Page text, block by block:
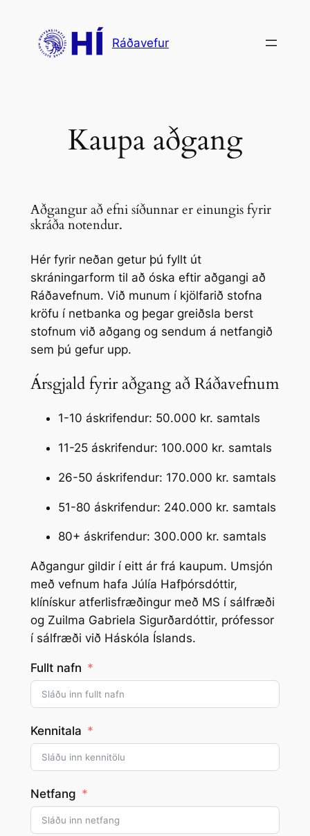
content
Ráðavefur
Kaupa aðgang
Aðgangur að efni síðunnar er einungis fyrir
skráða notendur.
Hér fyrir neðan getur þú fyllt út
skráningarform til að óska eftir aðgangi að
Ráðavefnum. Við munum í kjölfarið stofna
kröfu í netbanka og þegar greiðsla berst
stofnum við aðgang og sendum á netfangið
sem þú gefur upp.
Ársgjald fyrir aðgang að Ráðavefnum
1-10 áskrifendur: 50.000 kr. samtals
11-25 áskrifendur: 100.000 kr. samtals
26-50 áskrifendur: 170.000 kr. samtals
51-80 áskrifendur: 240.000 kr. samtals
80+ áskrifendur: 300.000 kr. samtals
Aðgangur gildir í eitt ár frá kaupum. Umsjón
með vefnum hafa Júlía Hafþórsdóttir,
klínískur atferlisfræðingur með MS í sálfræði
og Zuilma Gabriela Sigurðardóttir, prófessor
í sálfræði við Háskóla Íslands.
Fullt nafn
Kennitala
Netfang